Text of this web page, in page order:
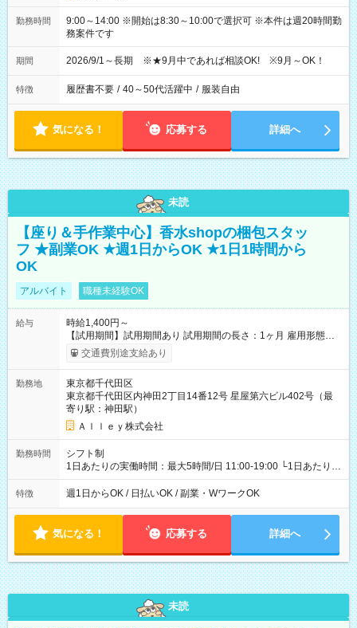
勤務時間
9:00～14:00 ※開始は8:30～10:00で選択可 ※本件は週20時間勤
務案件です
期間 2026/9/1～長期 ※★9月中であれば相談OK! ※9月～OK！
特徴 履歴書不要 / 40～50代活躍中 / 服装自由
気になる！ 応募する 詳細へ
未読
【座り＆手作業中心】香水shopの梱包スタッ
フ ★副業OK ★週1日からOK ★1日1時間から
OK
アルバイト 職種未経験OK
給与
時給1,400円～
【試用期間】試用期間あり 試用期間の長さ：1ヶ月 雇用形態、
給与は本採用時と同じです。
交通費別途支給あり
勤務地
東京都千代田区
東京都千代田区内神田2丁目14番12号 星屋第六ビル402号（最
寄り駅：神田駅）
Ａｌｌｅｙ株式会社
勤務時間
シフト制
1日あたりの実働時間：最大5時間/日 11:00-19:00 └1日あたりの
実働時間：1-5時間 └上記の時間帯内であれば、いつでも勤務可
能！ └平日・土曜日の中で、お好きな曜日でご勤務いただけま
18:00 などのように、自由な働き方が可能なお仕事です！
特徴 週1日からOK / 日払いOK / 副業・WワークOK
気になる！ 応募する 詳細へ
未読